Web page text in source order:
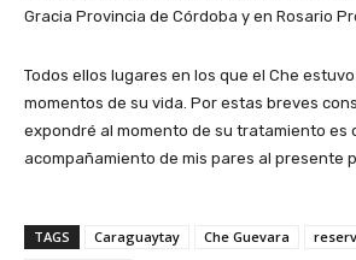
Gracia Provincia de Córdoba y en Rosario
Todos ellos lugares en los que el Che
momentos de su vida. Por estas breves
expondré al momento de su tratamiento es
acompañamiento de mis pares al presente
TAGS Caraguaytay Che Guevara